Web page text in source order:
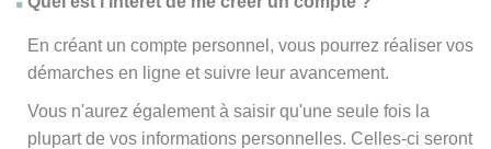
En créant un compte personnel, vous pourrez réaliser vos
démarches en ligne et suivre leur avancement.
Vous n'aurez également à saisir qu'une seule fois la
plupart de vos informations personnelles. Celles-ci seront